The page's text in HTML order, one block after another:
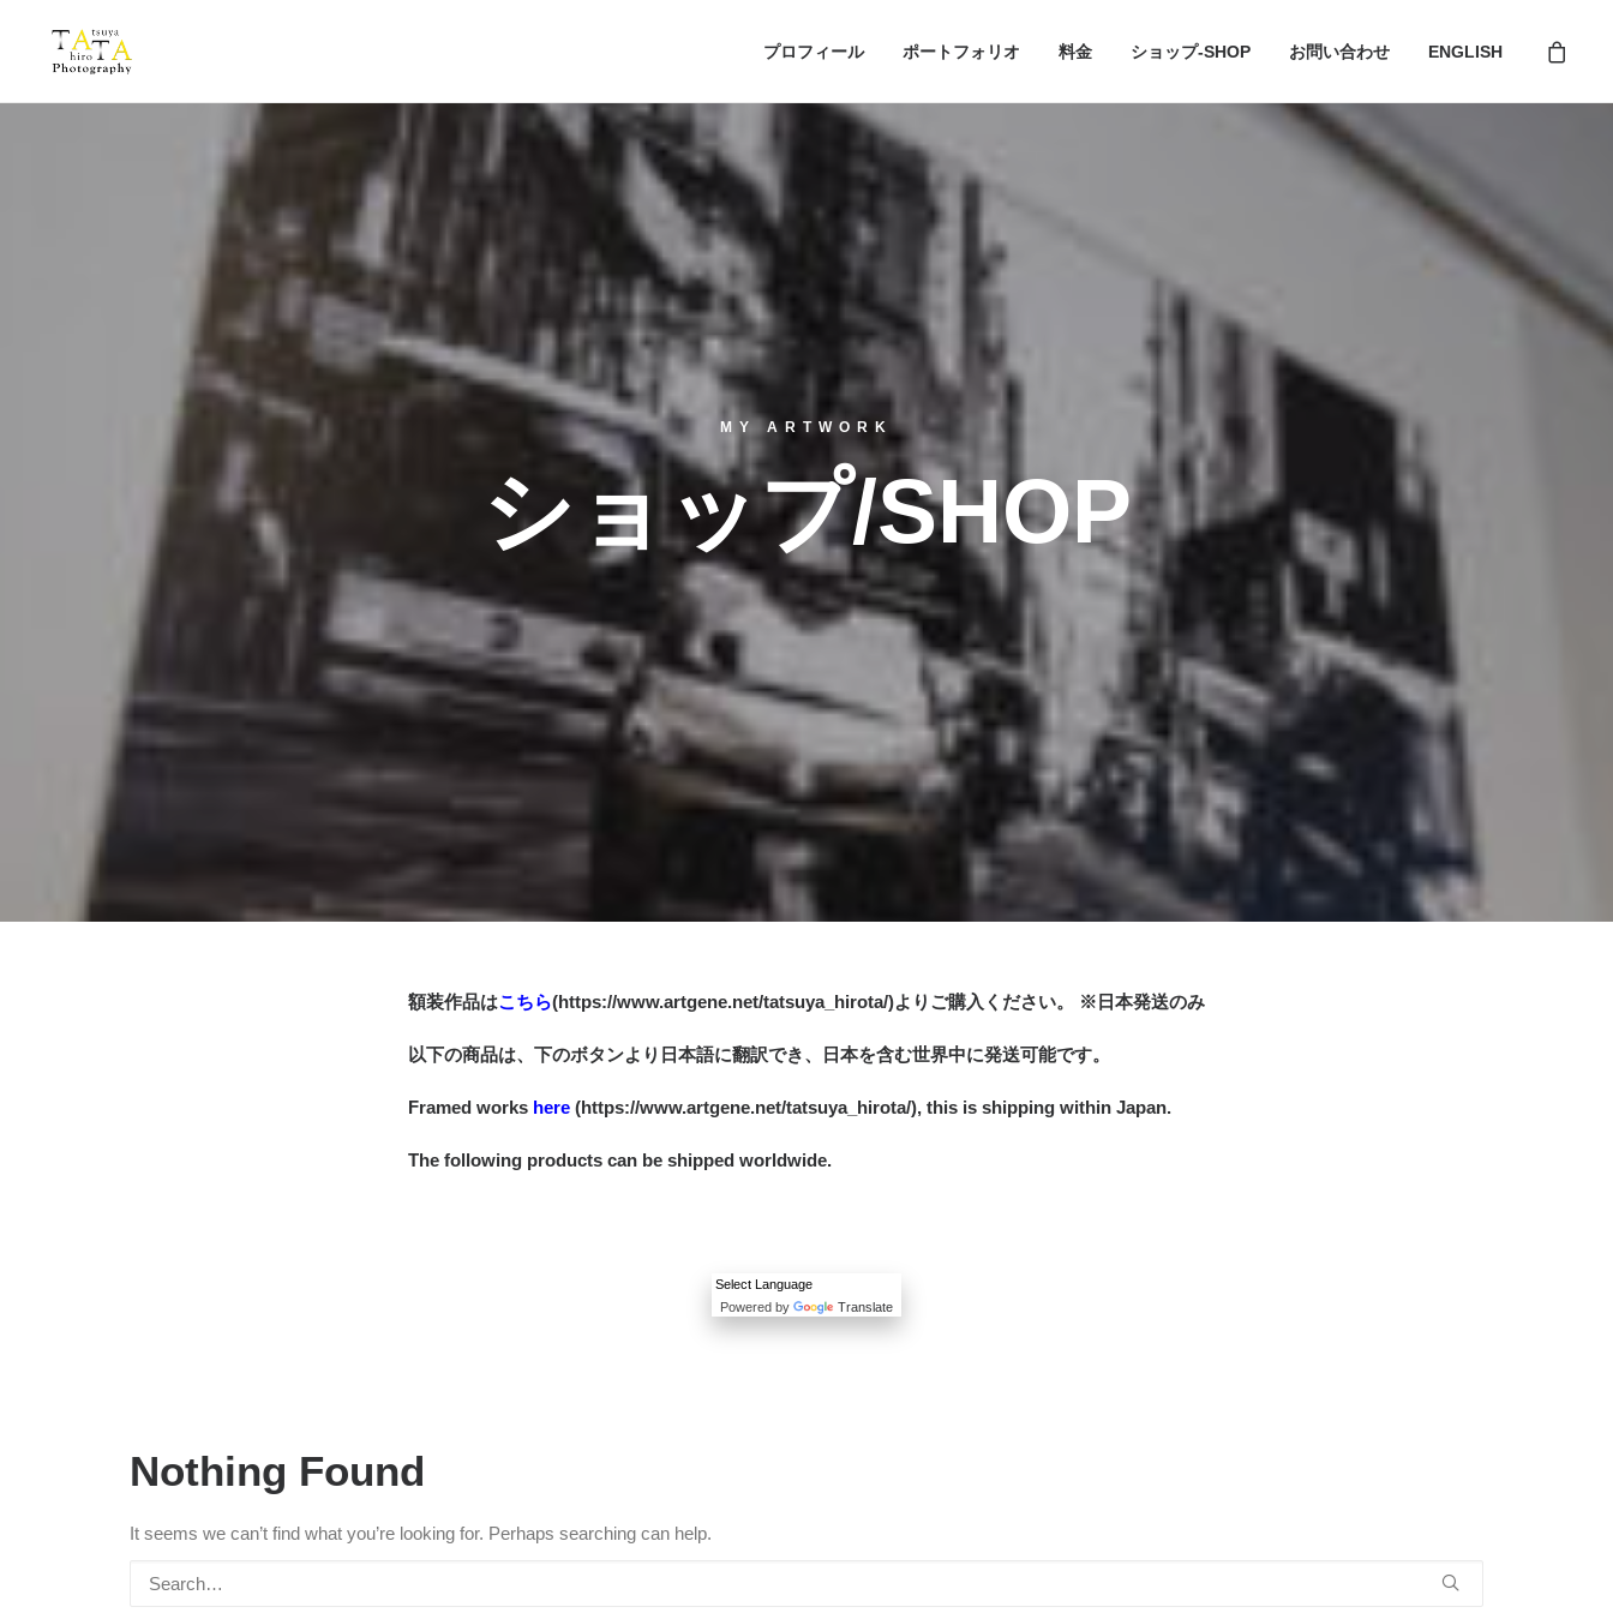
プロフィール ポートフォリオ 料金 ショップ-SHOP お問い合わせ ENGLISH
MY ARTWORK
ショップ/SHOP
額装作品はこちら(https://www.artgene.net/tatsuya_hirota/)よりご購入ください。 ※日本発送のみ
以下の商品は、下のボタンより日本語に翻訳でき、日本を含む世界中に発送可能です。
Framed works here (https://www.artgene.net/tatsuya_hirota/), this is shipping within Japan.
The following products can be shipped worldwide.
Powered by Translate
Nothing Found
It seems we can’t find what you’re looking for. Perhaps searching can help.